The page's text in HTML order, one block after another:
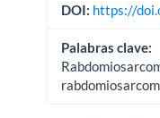
DOI: https://
Palabras clave: